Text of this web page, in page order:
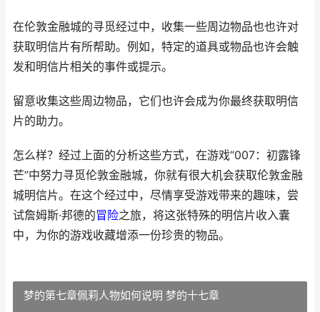
在伦敦金融城的寻觅经过中，收集一些周边物品也也许对
获取明信片有所帮助。例如，特定的道具或物品也许会触
发和明信片相关的事件或提示。
留意收集这些周边物品，它们也许会成为你最终获取明信
片的助力。
怎么样？经过上面的分析这些方式，在游戏“007：初露锋
芒”中努力寻觅伦敦金融城，你就有很大机会获取伦敦金融
城明信片。在这个经过中，尽情享受游戏带来的趣味，尝
试詹姆斯·邦德的冒险之旅，将这张特殊的明信片收入囊
中，为你的游戏收藏增添一份珍贵的物品。
梦的第七章佩莉人物如何说明 梦的十七章